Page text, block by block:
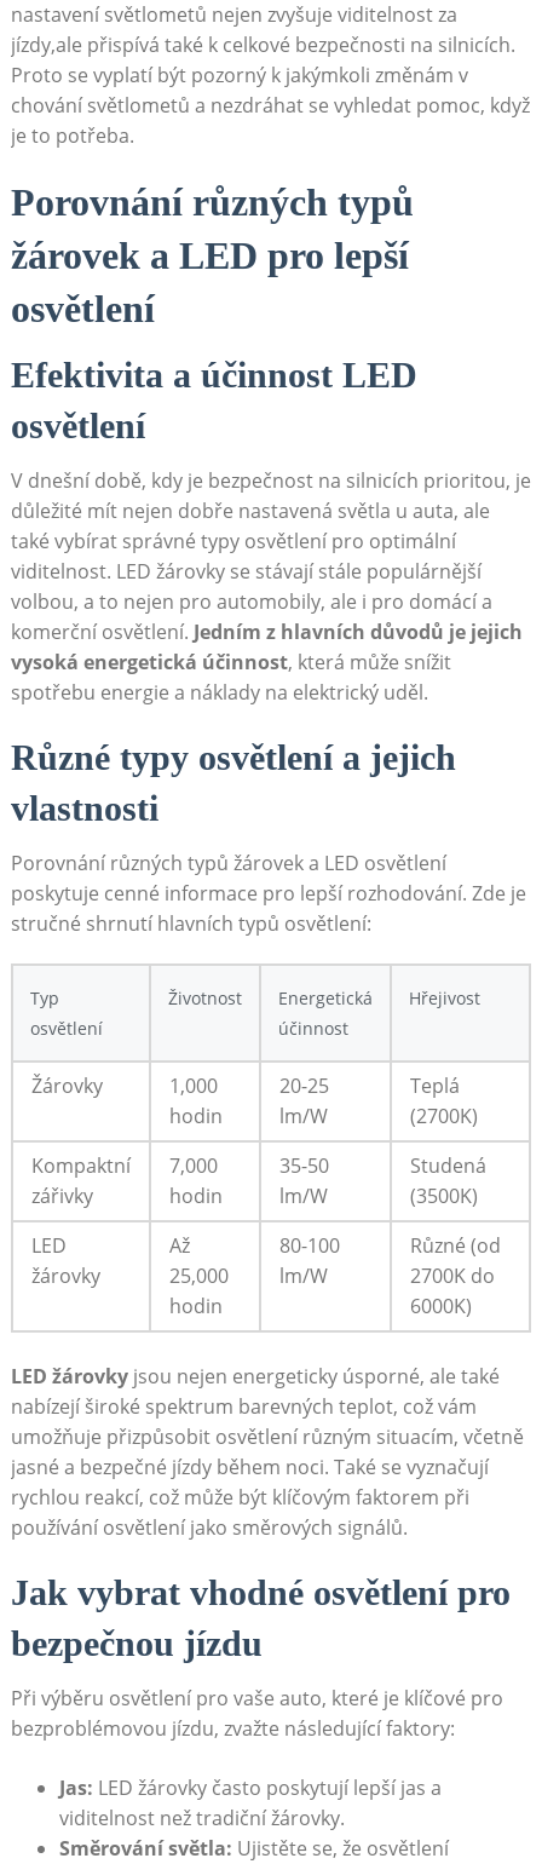
nastavení světlometů nejen zvyšuje viditelnost za
jízdy,ale přispívá také k celkové bezpečnosti na silnicích.
Proto se vyplatí být pozorný k jakýmkoli změnám v
chování světlometů a nezdráhat se vyhledat pomoc, když
je to potřeba.
Porovnání různých typů
žárovek a LED pro lepší
osvětlení
Efektivita a účinnost LED
osvětlení
V dnešní době, kdy je bezpečnost na silnicích prioritou, je
důležité mít nejen dobře nastavená světla u auta, ale
také vybírat správné typy osvětlení pro optimální
viditelnost. LED žárovky se stávají stále populárnější
volbou, a to nejen pro automobily, ale i pro domácí a
komerční osvětlení. Jedním z hlavních důvodů je jejich
vysoká energetická účinnost, která může snížit
spotřebu energie a náklady na elektrický uděl.
Různé typy osvětlení a jejich
vlastnosti
Porovnání různých typů žárovek a LED osvětlení
poskytuje cenné informace pro lepší rozhodování. Zde je
stručné shrnutí hlavních typů osvětlení:
Typ
osvětlení
Životnost
Energetická
účinnost
Hřejivost
Žárovky
1,000
hodin
20-25
lm/W
Teplá
(2700K)
Kompaktní
zářivky
7,000
hodin
35-50
lm/W
Studená
(3500K)
LED
žárovky
Až
25,000
hodin
80-100
lm/W
Různé (od
2700K do
6000K)
LED žárovkyjsou nejen energeticky úsporné, ale také
nabízejí široké spektrum barevných teplot, což vám
umožňuje přizpůsobit osvětlení různým situacím, včetně
jasné a bezpečné jízdy během noci. Také se vyznačují
rychlou reakcí, což může být klíčovým faktorem při
používání osvětlení jako směrových signálů.
Jak vybrat vhodné osvětlení pro
bezpečnou jízdu
Při výběru osvětlení pro vaše auto, které je klíčové pro
bezproblémovou jízdu, zvažte následující faktory:
Jas: LED žárovky často poskytují lepší jas a
viditelnost než tradiční žárovky.
Směrování světla: Ujistěte se, že osvětlení